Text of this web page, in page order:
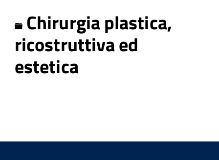
Cartella
Chirurgia plastica,
ricostruttiva ed
estetica